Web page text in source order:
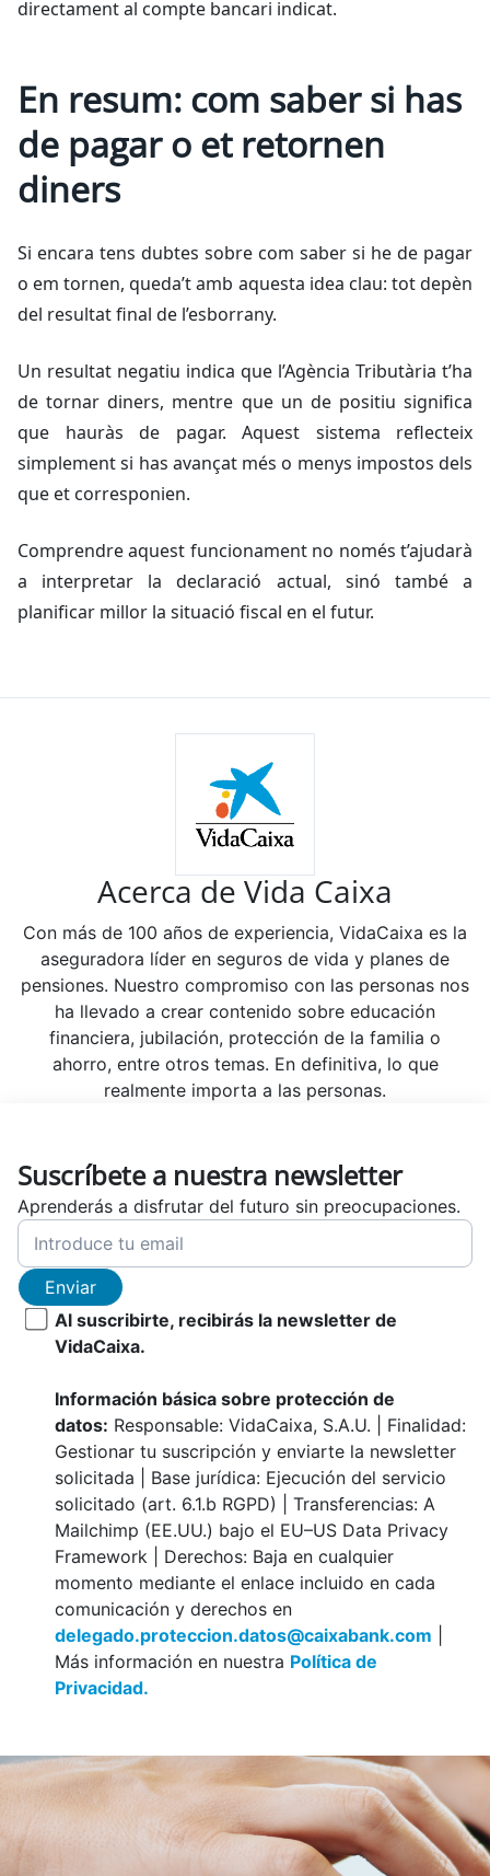
directament al compte bancari indicat.
En resum: com saber si has
de pagar o et retornen
diners
Si encara tens dubtes sobre com saber si he de pagar
o em tornen, queda’t amb aquesta idea clau: tot depèn
del resultat final de l’esborrany.
Un resultat negatiu indica que l’Agència Tributària t’ha
de tornar diners, mentre que un de positiu significa
que hauràs de pagar. Aquest sistema reflecteix
simplement si has avançat més o menys impostos dels
que et corresponien.
Comprendre aquest funcionament no només t’ajudarà
a interpretar la declaració actual, sinó també a
planificar millor la situació fiscal en el futur.
Acerca de Vida Caixa
Con más de 100 años de experiencia, VidaCaixa es la
aseguradora líder en seguros de vida y planes de
pensiones. Nuestro compromiso con las personas nos
ha llevado a crear contenido sobre educación
financiera, jubilación, protección de la familia o
ahorro, entre otros temas. En definitiva, lo que
realmente importa a las personas.
Suscríbete a nuestra newsletter
Aprenderás a disfrutar del futuro sin preocupaciones.
Enviar
Al suscribirte, recibirás la newsletter de
VidaCaixa.
Información básica sobre protección de
datos: Responsable: VidaCaixa, S.A.U. | Finalidad:
Gestionar tu suscripción y enviarte la newsletter
solicitada | Base jurídica: Ejecución del servicio
solicitado (art. 6.1.b RGPD) | Transferencias: A
Mailchimp (EE.UU.) bajo el EU–US Data Privacy
Framework | Derechos: Baja en cualquier
momento mediante el enlace incluido en cada
comunicación y derechos en
delegado.proteccion.datos@caixabank.com
Más información en nuestra Política de
Privacidad.